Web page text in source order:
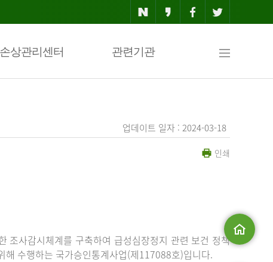
상관리센터 관련기관
맵
업데이트 일자 : 2024-03-18
인쇄
조사감시체계를 구축하여 급성심장정지 관련 보건 정책
해 수행하는 국가승인통계사업(제117088호)입니다.